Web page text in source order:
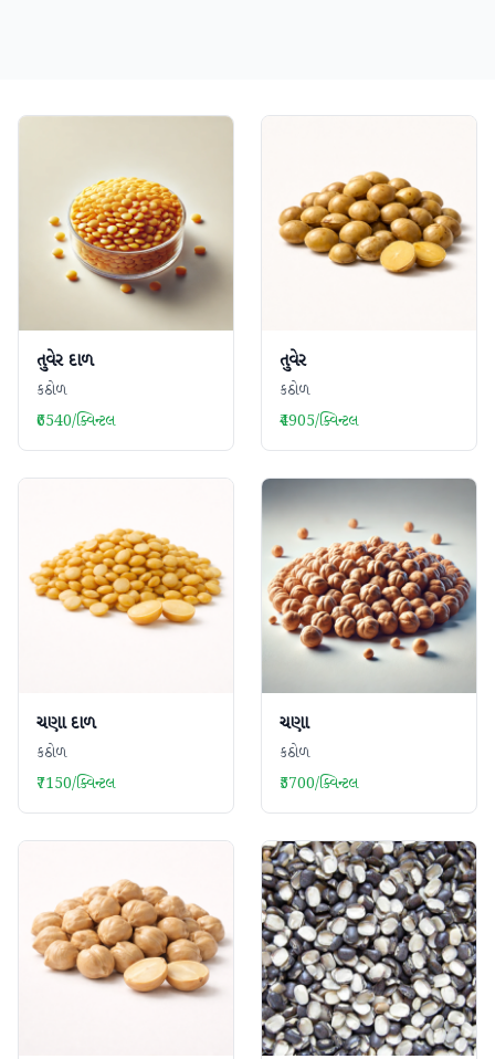
તુવેર દાળ
કઠોળ
₹6540/ક્વિન્ટલ
તુવેર
કઠોળ
₹4905/ક્વિન્ટલ
ચણા દાળ
કઠોળ
₹7150/ક્વિન્ટલ
ચણા
કઠોળ
₹5700/ક્વિન્ટલ